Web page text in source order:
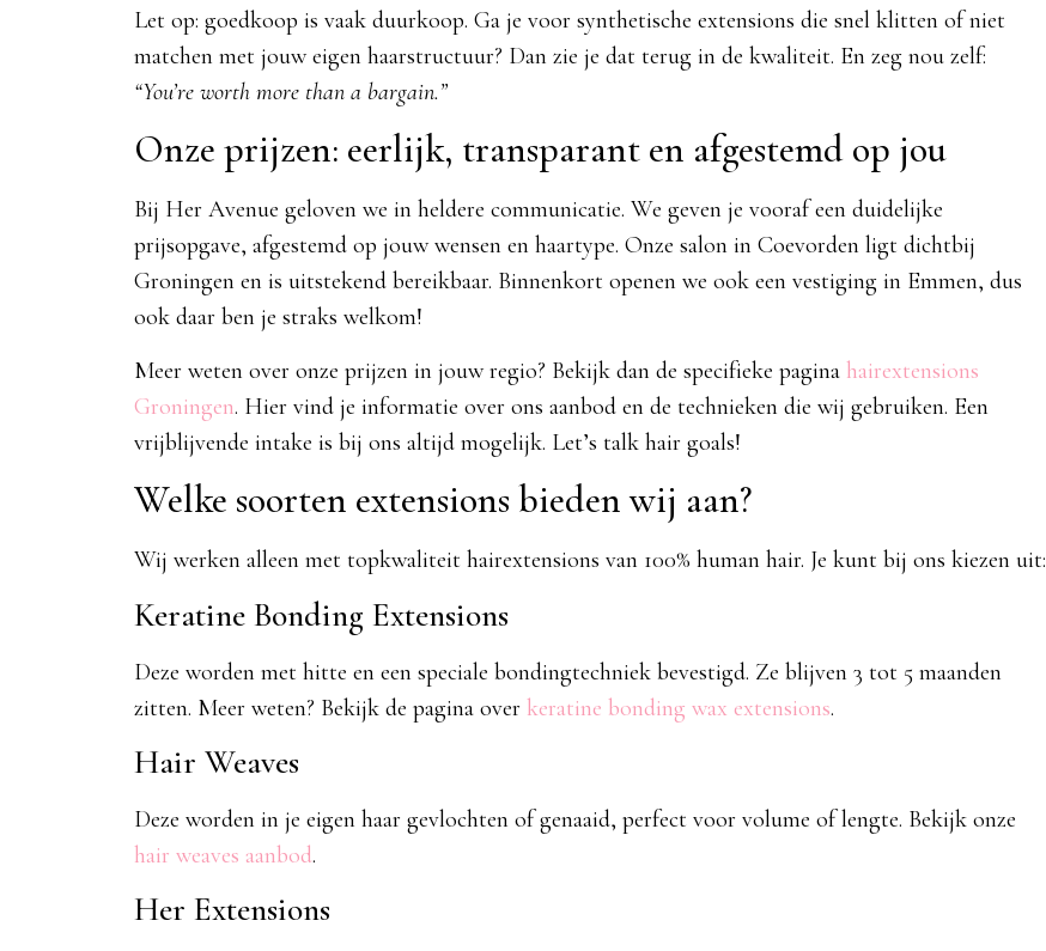
Let op: goedkoop is vaak duurkoop. Ga je voor synthetische extensions die snel klitten of niet
matchen met jouw eigen haarstructuur? Dan zie je dat terug in de kwaliteit. En zeg nou zelf:
“You’re worth more than a bargain.”
Onze prijzen: eerlijk, transparant en afgestemd op jou
Bij Her Avenue geloven we in heldere communicatie. We geven je vooraf een duidelijke
prijsopgave, afgestemd op jouw wensen en haartype. Onze salon in Coevorden ligt dichtbij
Groningen en is uitstekend bereikbaar. Binnenkort openen we ook een vestiging in Emmen, dus
ook daar ben je straks welkom!
Meer weten over onze prijzen in jouw regio? Bekijk dan de specifieke pagina hairextensions
Groningen. Hier vind je informatie over ons aanbod en de technieken die wij gebruiken. Een
vrijblijvende intake is bij ons altijd mogelijk. Let’s talk hair goals!
Welke soorten extensions bieden wij aan?
Wij werken alleen met topkwaliteit hairextensions van 100% human hair. Je kunt bij ons kiezen uit:
Keratine Bonding Extensions
Deze worden met hitte en een speciale bondingtechniek bevestigd. Ze blijven 3 tot 5 maanden
zitten. Meer weten? Bekijk de pagina over keratine bonding wax extensions.
Hair Weaves
Deze worden in je eigen haar gevlochten of genaaid, perfect voor volume of lengte. Bekijk onze
hair weaves aanbod.
Her Extensions